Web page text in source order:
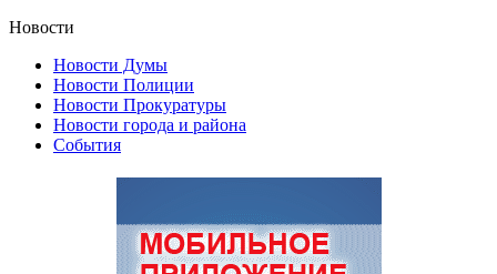
Новости
Новости Думы
Новости Полиции
Новости Прокуратуры
Новости города и района
События